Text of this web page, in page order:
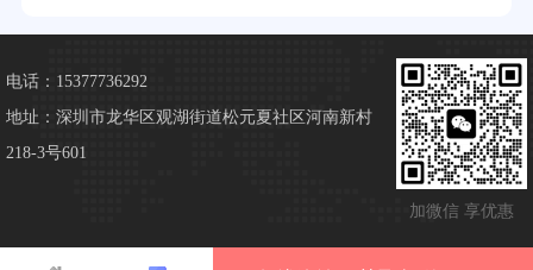
加微信 享优惠
电话：15377736292
地址：深圳市龙华区观湖街道松元夏社区河南新村
218-3号601